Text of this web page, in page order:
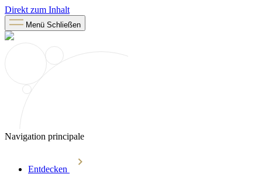
Direkt zum Inhalt
Menü Schließen
Navigation principale
Entdecken